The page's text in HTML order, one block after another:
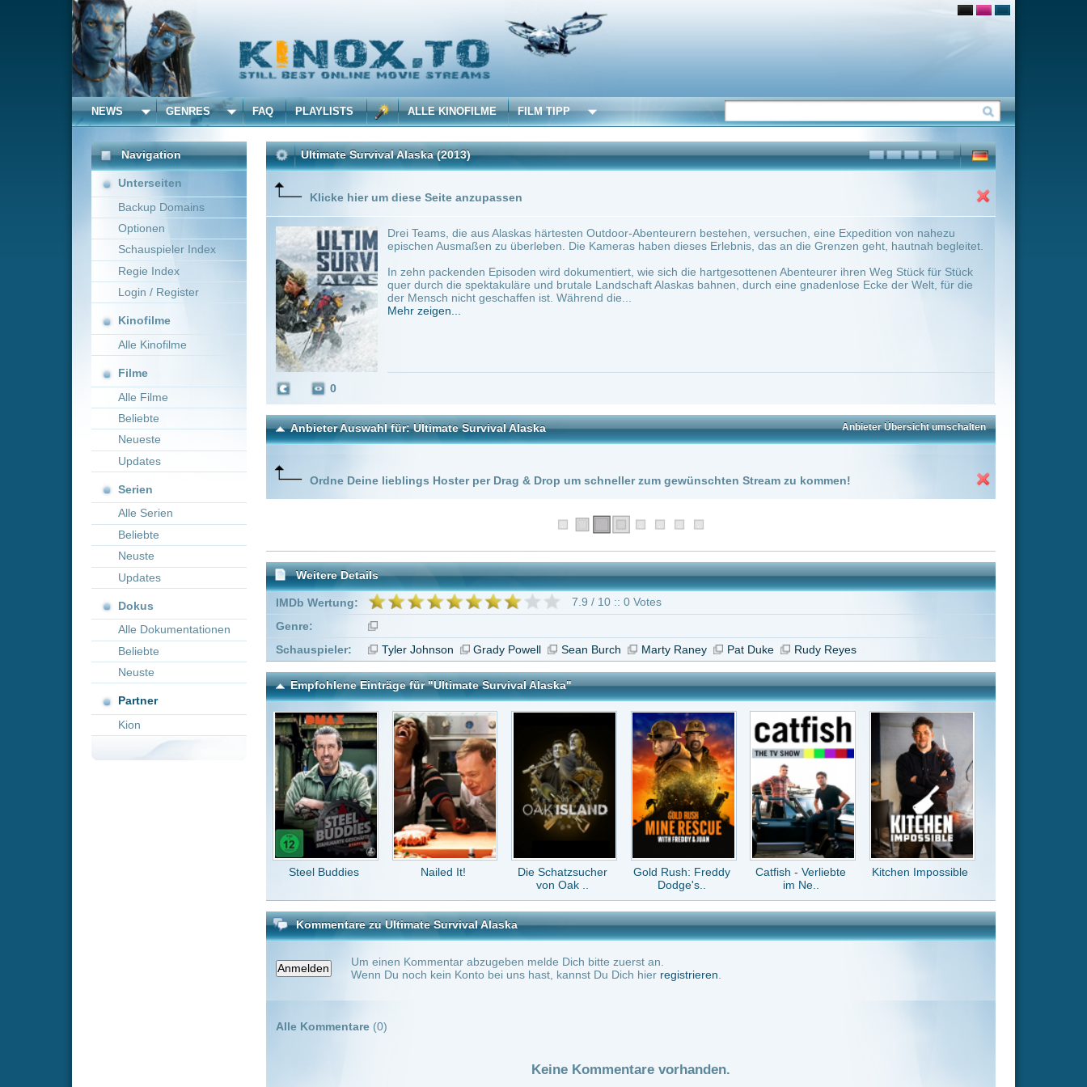
NEWS GENRES FAQ
Navigation
Unterseiten
Backup Domains
Optionen
Schauspieler Index
Regie Index
Login / Register
Kinofilme
Alle Kinofilme
Beliebte
Serien
Alle Serien
Beliebte
Neuste
Dokus
Alle Dokumentationen
Beliebte
Neuste
Partner
Kion
Ultimate Survival Alaska (2013)
Klicke hier um diese Seite anzupassen
Drei Teams, die aus Alaskas härtesten Outdoor-Abenteurern bestehen, versuchen, eine Expedition von nahezu
epischen Ausmaßen zu überleben. Die Kameras haben dieses Erlebnis, das an die Grenzen geht, hautnah begleitet.
In zehn packenden Episoden wird dokumentiert, wie sich die hartgesottenen Abenteurer ihren Weg Stück für Stück
quer durch die spektakuläre und brutale Landschaft Alaskas bahnen, durch eine gnadenlose Ecke der Welt, für die
der Mensch nicht geschaffen ist. Während die...
Mehr zeigen...
0
Anbieter Auswahl für: Ultimate Survival Alaska
Weitere Details
IMDb Wertung:
Empfohlene Einträge für "Ultimate Survival Alaska"
Steel Buddies Nailed It! Die Schatzsucher
von Oak ..
Gold Rush: Freddy
Dodge's..
Catfish - Verliebte
im Ne..
Kitchen Impossible
Kommentare zu Ultimate Survival Alaska
Um einen Kommentar abzugeben melde Dich bitte zuerst an.
Wenn Du noch kein Konto bei uns hast, kannst Du Dich hierregistrieren.
Alle Kommentare
Keine Kommentare vorhanden.